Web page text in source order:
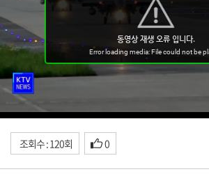
조회수 : 120회 0